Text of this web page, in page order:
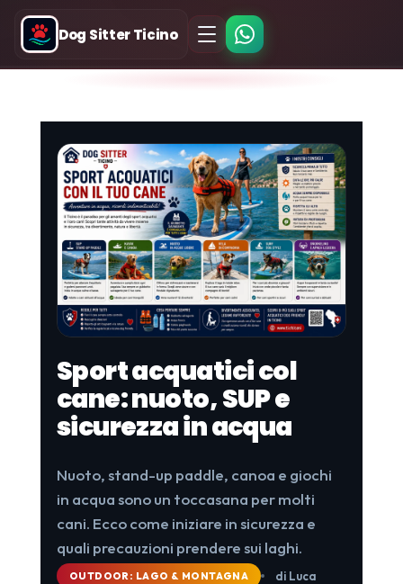
Dog Sitter Ticino
Sport acquatici col
cane: nuoto, SUP e
sicurezza in acqua
Nuoto, stand-up paddle, canoa e giochi
in acqua sono un toccasana per molti
cani. Ecco come iniziare in sicurezza e
quali precauzioni prendere sui laghi.
OUTDOOR: LAGO & MONTAGNA di Luca